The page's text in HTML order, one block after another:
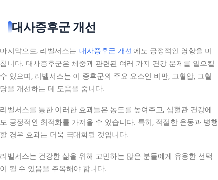
대사증후군 개선
마지막으로, 리벨서스는 대사증후군 개선 에도 긍정적인 영향을 미
칩니다. 대사증후군은 체중과 관련된 여러 가지 건강 문제를 일으킬
수 있으며, 리벨서스는 이 증후군의 주요 요소인 비만, 고혈압, 고혈
당을 개선하는 데 도움을 줍니다.
리벨서스를 통한 이러한 효과들은 농도를 높여주고, 심혈관 건강에
도 긍정적인 최적화를 가져올 수 있습니다. 특히, 적절한 운동과 병행
할 경우 효과는 더욱 극대화될 것입니다.
리벨서스는 건강한 삶을 위해 고민하는 많은 분들에게 유용한 선택
이 될 수 있음을 주목해야 합니다.